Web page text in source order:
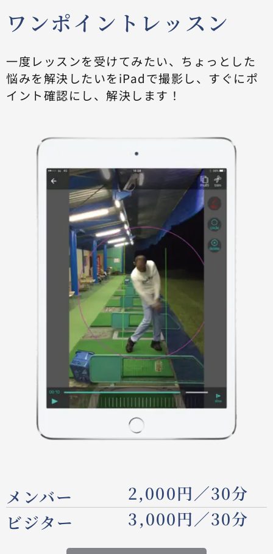
ワンポイントレッスン
一度レッスンを受けてみたい、ちょっとした
悩みを解決したいをiPadで撮影し、すぐにポ
イント確認にし、解決します！
メンバー
2,000円／30分
ビジター
3,000円／30分